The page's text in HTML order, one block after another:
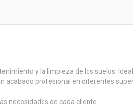
y la limpieza de los suelos.
acabado profesional en diferentes
necesidades de cada cliente.